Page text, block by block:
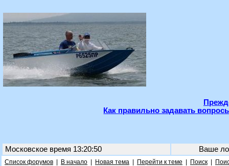
Как правильно задавать
Московское время 13:20:50 Ваше
Список форумов В начало Новая тема Перейти к теме Поиск